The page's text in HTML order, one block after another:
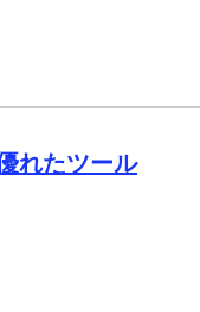
れたツール